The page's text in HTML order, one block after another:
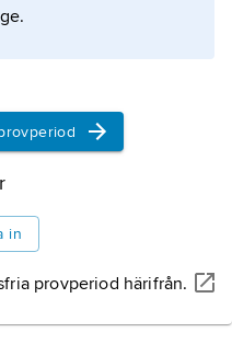
in
provperiod härifrån.